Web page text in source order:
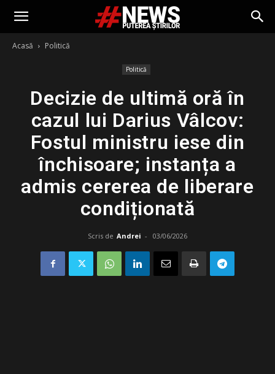
Acasă Politică
Politică
Decizie de ultimă oră în
cazul lui Darius Vâlcov:
Fostul ministru iese din
închisoare; instanța a
admis cererea de liberare
condiționată
Scris de Andrei - 03/06/2026